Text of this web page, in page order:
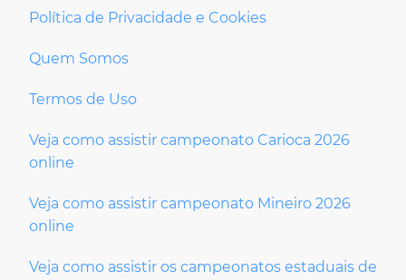
Política de Privacidade e Cookies
Quem Somos
Termos de Uso
Veja como assistir campeonato Carioca 2026
online
Veja como assistir campeonato Mineiro 2026
online
Veja como assistir os campeonatos estaduais de